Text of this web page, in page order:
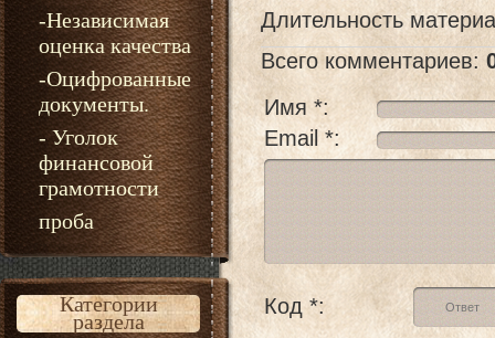
-Независимая
оценка качества
-Оцифрованные
документы.
- Уголок
финансовой
грамотности
проба
Категории
раздела
Длительность
Всего комментариев:
Имя *:
Email *:
Код *: